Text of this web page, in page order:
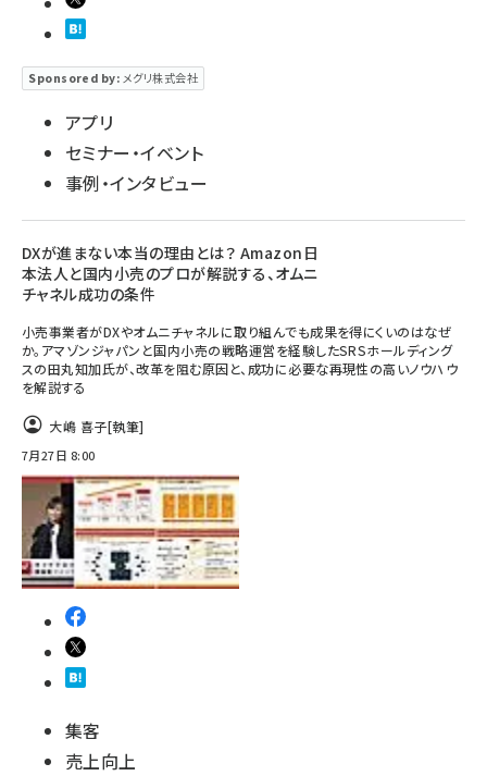
Sponsored by: メグリ株式会社
アプリ
セミナー・イベント
事例・インタビュー
DXが進まない本当の理由とは？ Amazon日
本法人と国内小売のプロが解説する、オムニ
チャネル成功の条件
小売事業者がDXやオムニチャネルに取り組んでも成果を得にくいのはなぜ
か。アマゾンジャパンと国内小売の戦略運営を経験したSRSホールディング
スの田丸知加氏が、改革を阻む原因と、成功に必要な再現性の高いノウハウ
を解説する
大嶋 喜子[執筆]
7月27日 8:00
集客
売上向上